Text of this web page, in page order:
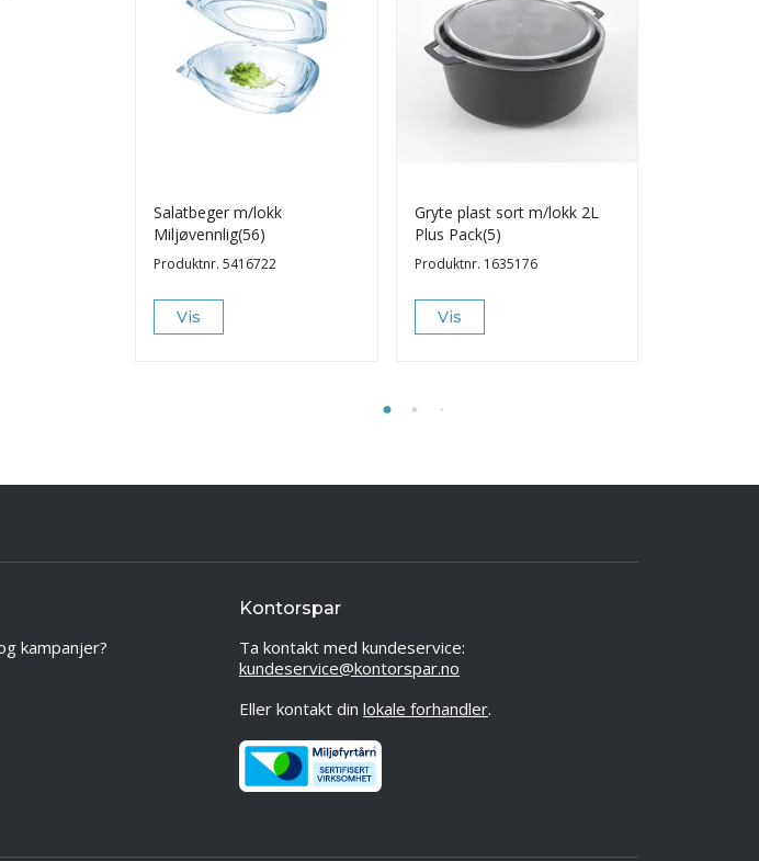
Salatbeger m/lokk
Miljøvennlig(56)
Produktnr. 5416722
Vis
Gryte plast sort m/lokk 2L
Plus Pack(5)
Produktnr. 1635176
Vis
kampanjer?
Kontorspar
Ta kontakt med kundeservice:
kundeservice@kontorspar.no
Eller kontakt din lokale forhandler.